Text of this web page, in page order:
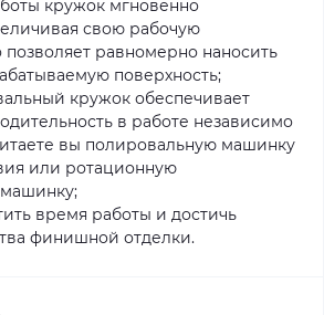
кружок мгновенно
свою рабочую
позволяет равномерно наносить
поверхность;
кружок обеспечивает
в работе независимо
вы полировальную машинку
или ротационную
время работы и достичь
финишной отделки.